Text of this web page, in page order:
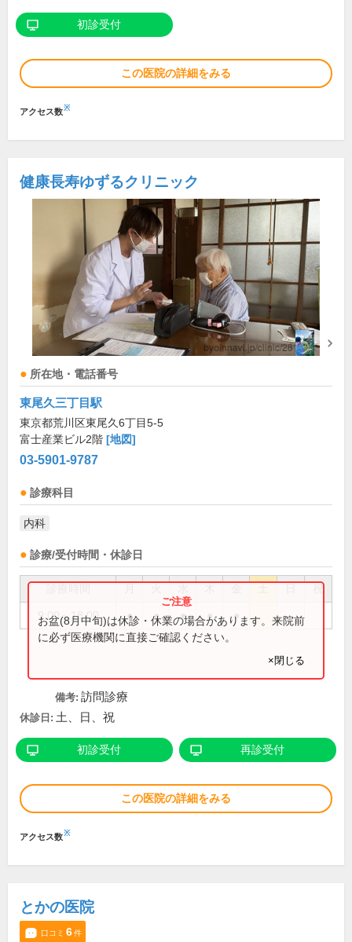
初診受付
この医院の詳細をみる
アクセス数※
健康長寿ゆずるクリニック
所在地・電話番号
東尾久三丁目駅
東京都荒川区東尾久6丁目5-5
富士産業ビル2階 [地図]
03-5901-9787
診療科目
内科
診療/受付時間・休診日
祝
9:00～18:00 ● ● ● ● ●
お盆(8月中旬)は休診・休業の場合があります。来院前
に必ず医療機関に直接ご確認ください。
×閉じる
備考: 訪問診療
休診日: 土、日、祝
初診受付 再診受付
この医院の詳細をみる
アクセス数※
とかの医院
口コミ 6件